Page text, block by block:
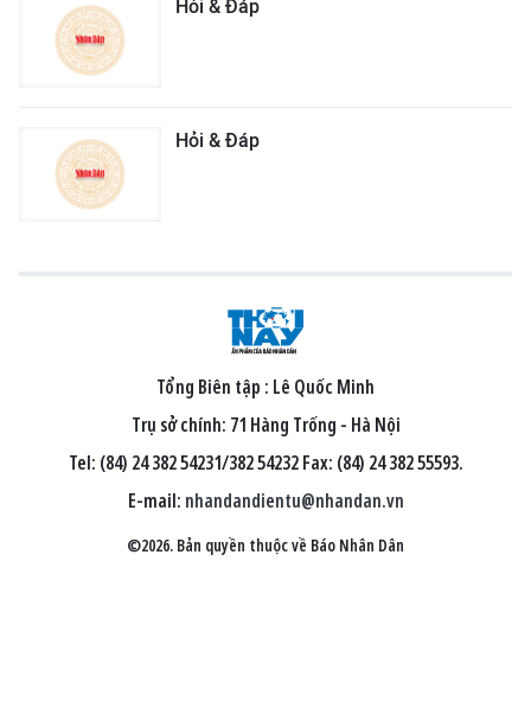
Hỏi & Đáp
Hỏi & Đáp
Tổng Biên tập : Lê Quốc Minh
Trụ sở chính: 71 Hàng Trống - Hà Nội
Tel: (84) 24 382 54231/382 54232 Fax: (84) 24 382 55593.
E-mail: nhandandientu@nhandan.vn
©2026. Bản quyền thuộc về Báo Nhân Dân